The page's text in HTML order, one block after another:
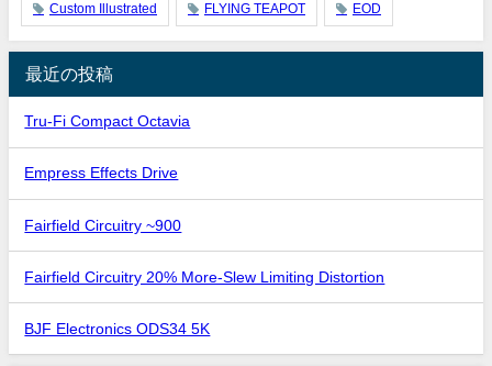
Custom Illustrated FLYING TEAPOT EOD
最近の投稿
Tru-Fi Compact Octavia
Empress Effects Drive
Fairfield Circuitry ~900
Fairfield Circuitry 20% More-Slew Limiting Distortion
BJF Electronics ODS34 5K